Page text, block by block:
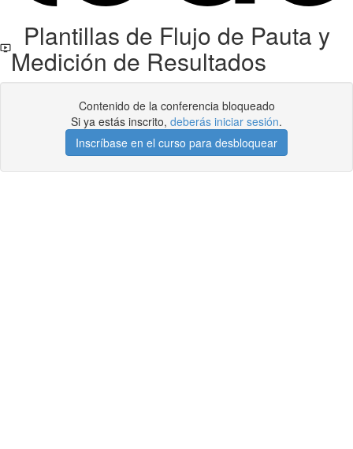
Plantillas de Flujo de Pauta y
Medición de Resultados
Contenido de la conferencia bloqueado
Si ya estás inscrito, deberás iniciar sesión.
Inscríbase en el curso para desbloquear